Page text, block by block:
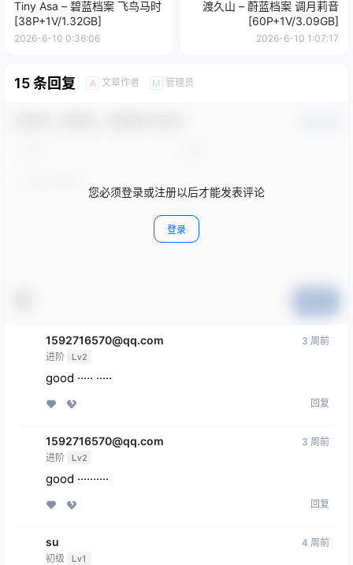
Tiny Asa – 碧蓝档案 飞鸟马时
[38P+1V/1.32GB]
2026-6-10 0:36:06
渡久山 – 蔚蓝档案 调月莉音
[60P+1V/3.09GB]
2026-6-10 1:07:17
15 条回复 A 文章作者 M 管理员
您必须登录或注册以后才能发表评论
登录
1592716570@qq.com
进阶 Lv2
3 周前
good ····· ·····
回复
1592716570@qq.com
进阶 Lv2
3 周前
good ··········
回复
su
初级 Lv1
4 周前